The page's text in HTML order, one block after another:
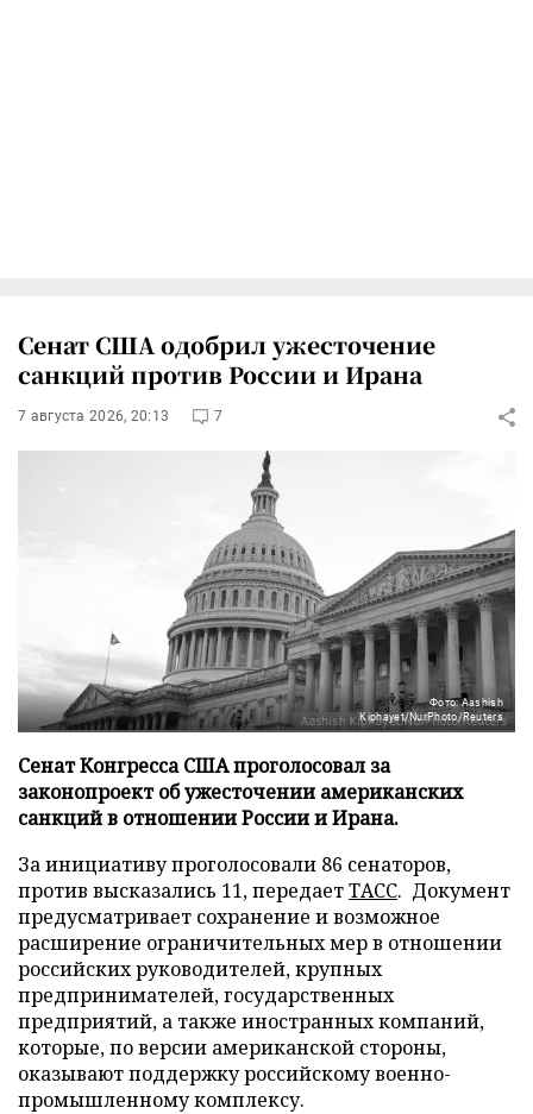
Сенат США одобрил ужесточение
санкций против России и Ирана
7 августа 2026, 20:13 7
Фото: Aashish
Kiphayet/NurPhoto/Reuters
Сенат Конгресса США проголосовал за
законопроект об ужесточении американских
санкций в отношении России и Ирана.
За инициативу проголосовали 86 сенаторов,
против высказались 11, передаетТАСС. Документ
предусматривает сохранение и возможное
расширение ограничительных мер в отношении
российских руководителей, крупных
предпринимателей, государственных
предприятий, а также иностранных компаний,
которые, по версии американской стороны,
оказывают поддержку российскому военно-
промышленному комплексу.